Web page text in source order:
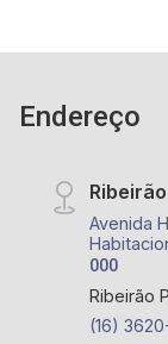
Endereço
Avenida
000
Ribeirão
(16)